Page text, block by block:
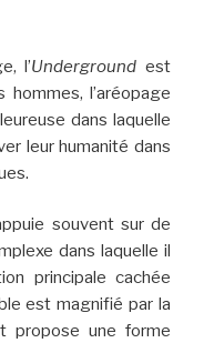
l’Underground est
l’aréopage
dans laquelle
leur humanité dans
souvent sur de
dans laquelle il
principale cachée
est magnifié par la
propose une forme